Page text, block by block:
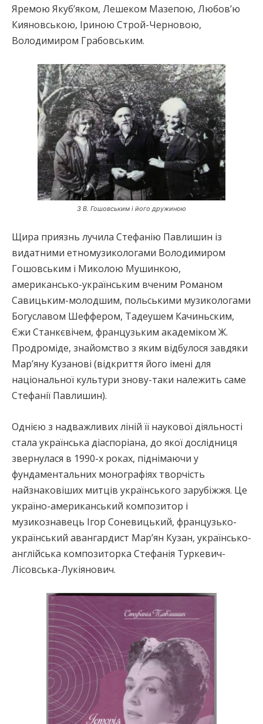
Яремою Якуб’яком, Лешеком Мазепою, Любов’ю
Кияновською, Іриною Строй-Черновою,
Володимиром Грабовським.
З В. Гошовським і його дружиною
Щира приязнь лучила Стефанію Павлишин із
видатними етномузикологами Володимиром
Гошовським і Миколою Мушинкою,
американсько-українським вченим Романом
Савицьким-молодшим, польськими музикологами
Богуславом Шеффером, Тадеушем Качиньским,
Єжи Станкєвічем, французьким академіком Ж.
Продроміде, знайомство з яким відбулося завдяки
Мар’яну Кузанові (відкриття його імені для
національної культури знову-таки належить саме
Стефанії Павлишин).
Однією з надважливих ліній її наукової діяльності
стала українська діаспоріана, до якої дослідниця
звернулася в 1990-х роках, піднімаючи у
фундаментальних монографіях творчість
найзнаковіших митців українського зарубіжжя. Це
україно-американський композитор і
музикознавець Ігор Соневицький, французько-
український авангардист Мар’ян Кузан, українсько-
англійська композиторка Стефанія Туркевич-
Лісовська-Лукіянович.